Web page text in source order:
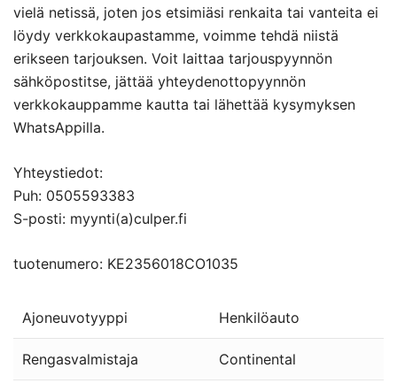
vielä netissä, joten jos etsimiäsi renkaita tai vanteita ei
löydy verkkokaupastamme, voimme tehdä niistä
erikseen tarjouksen. Voit laittaa tarjouspyynnön
sähköpostitse, jättää yhteydenottopyynnön
verkkokauppamme kautta tai lähettää kysymyksen
WhatsAppilla.
Yhteystiedot:
Puh: 0505593383
S-posti: myynti(a)culper.fi
tuotenumero: KE2356018CO1035
Ajoneuvotyyppi Henkilöauto
Rengasvalmistaja Continental